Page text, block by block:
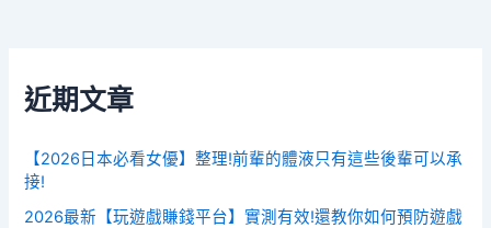
近期文章
【2026日本必看女優】整理!前輩的體液只有這些後輩可以承
接!
2026最新【玩遊戲賺錢平台】實測有效!還教你如何預防遊戲